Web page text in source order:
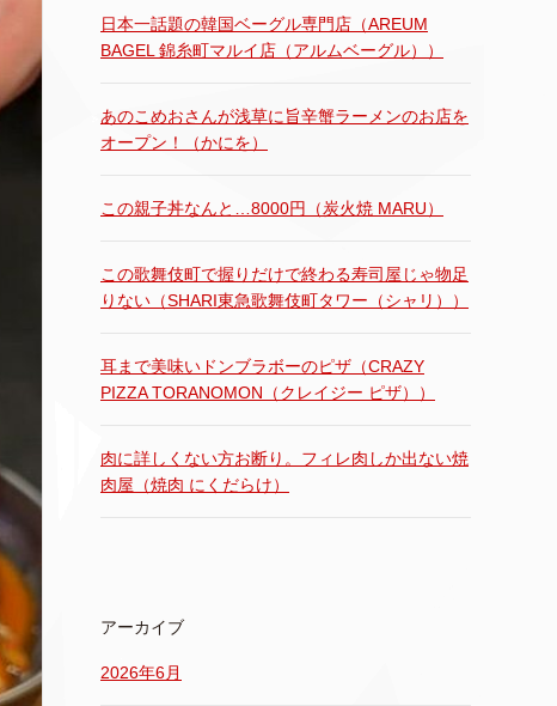
日本一話題の韓国ベーグル専門店（AREUM
BAGEL 錦糸町マルイ店（アルムベーグル））
あのこめおさんが浅草に旨辛蟹ラーメンのお店を
オープン！（かにを）
この親子丼なんと…8000円（炭火焼 MARU）
この歌舞伎町で握りだけで終わる寿司屋じゃ物足
りない（SHARI東急歌舞伎町タワー（シャリ））
耳まで美味いドンブラボーのピザ（CRAZY
PIZZA TORANOMON（クレイジー ピザ））
肉に詳しくない方お断り。フィレ肉しか出ない焼
肉屋（焼肉 にくだらけ）
アーカイブ
2026年6月